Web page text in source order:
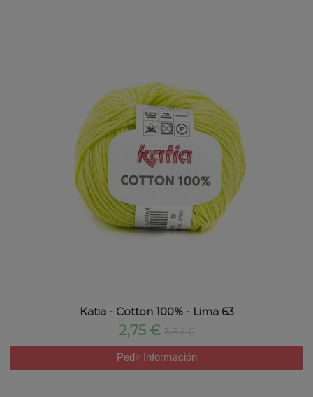
Katia - Cotton 100% - Lima 63
2,75 € 3,86 €
Pedir Información